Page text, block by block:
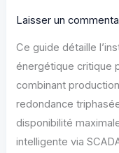
Laisser un
Ce guide détaille
énergétique critique
combinant
redondance
disponibilité
intelligente via